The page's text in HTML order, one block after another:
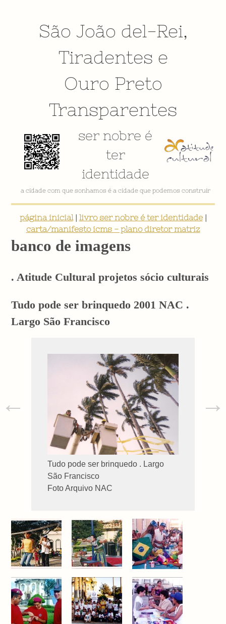
São João del-Rei,
Tiradentes e
Ouro Preto
Transparentes
ser nobre é
ter
identidade
a cidade com que sonhamos é a cidade que podemos construir
página inicial| livro ser nobre é ter identidade|
carta/manifesto icms - plano diretor matriz
banco de imagens
. Atitude Cultural projetos sócio culturais
Tudo pode ser brinquedo 2001 NAC .
Largo São Francisco
Tudo pode ser brinquedo . Largo
São Francisco
Foto Arquivo NAC
← →